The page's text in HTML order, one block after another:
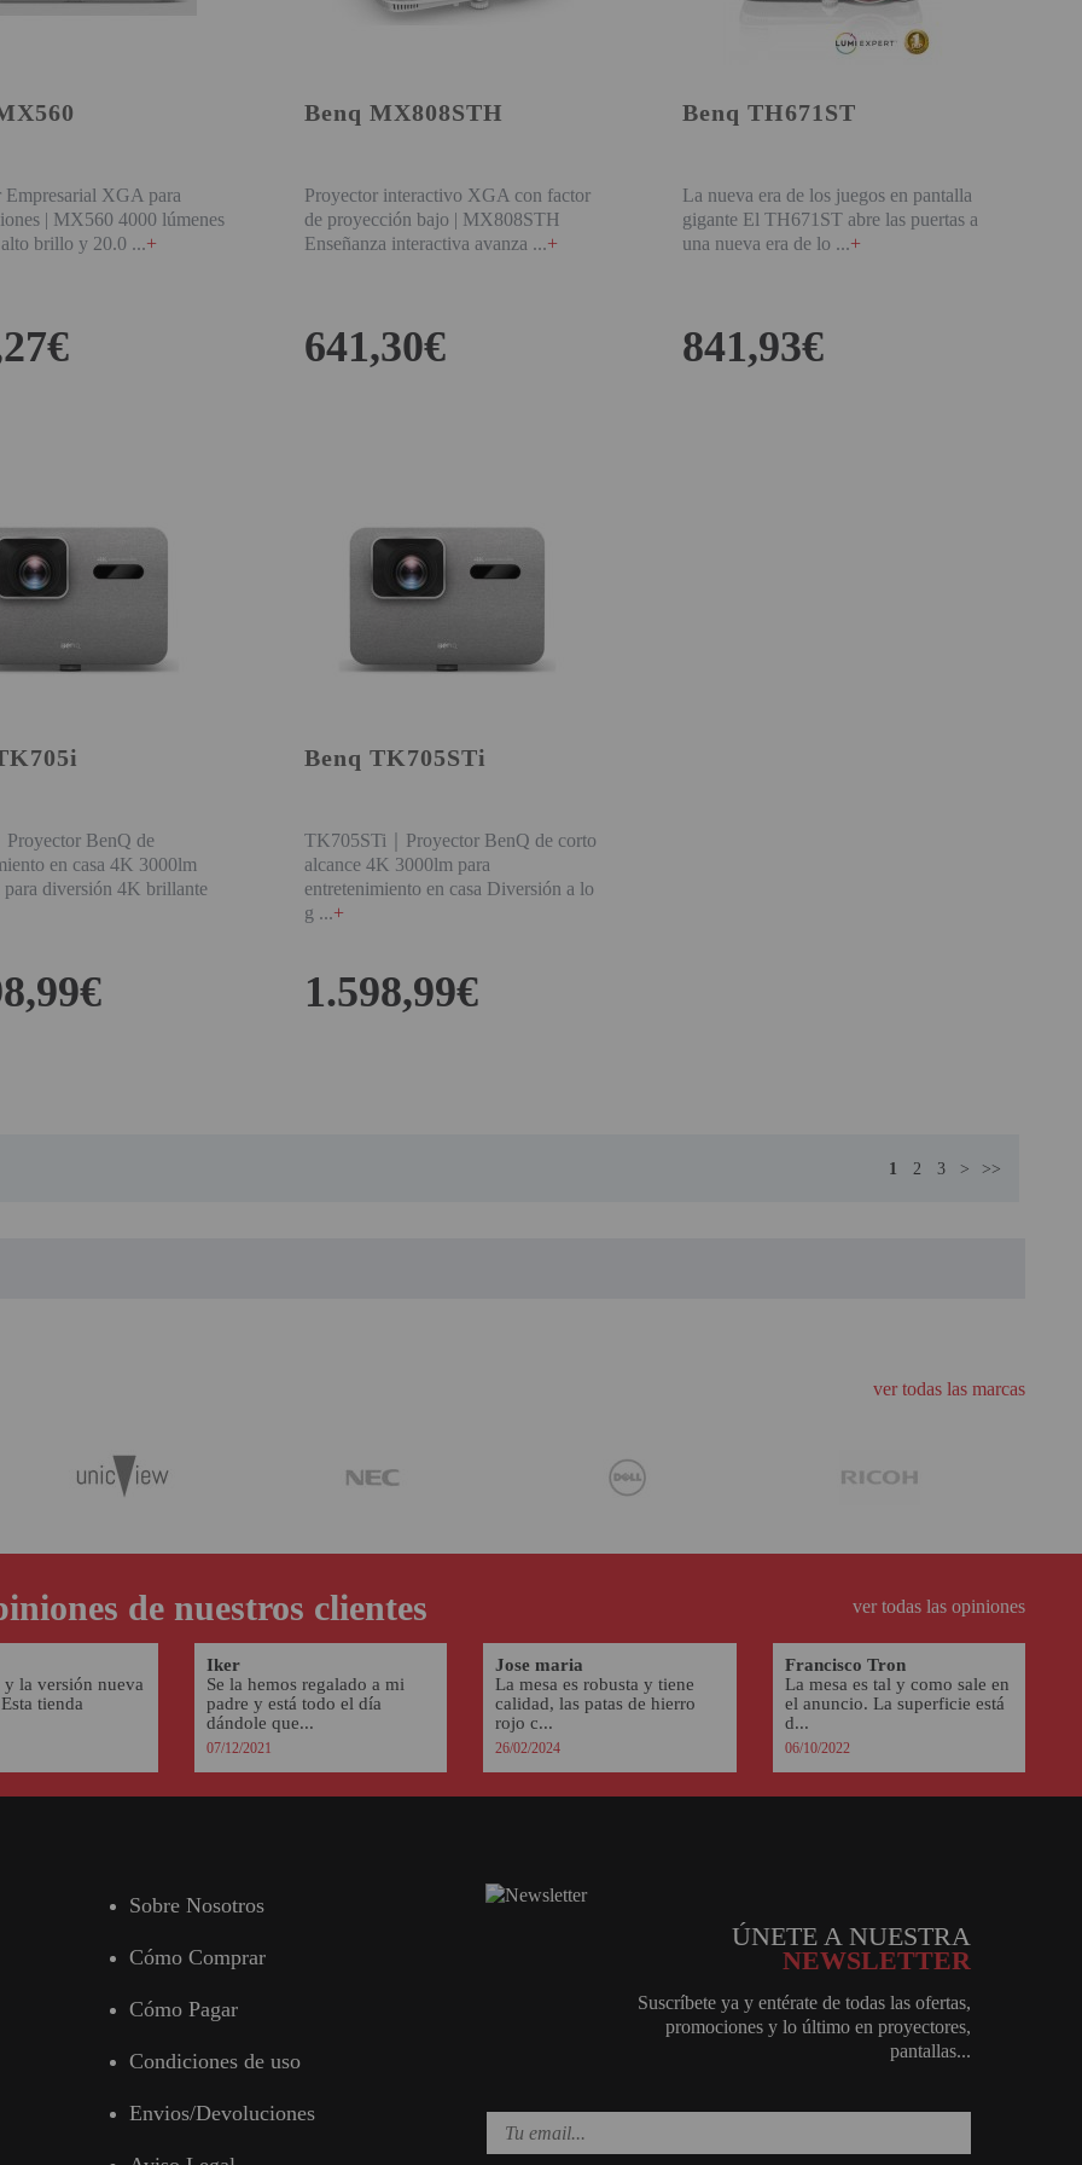
Empresarial XGA para
| MX560 4000 lúmenes
brillo y 20.0
+
Benq MX808STH
Proyector interactivo XGA con factor
de proyección bajo | MX808STH
Enseñanza interactiva avanza
+
641,30€
Benq TH671ST
La nueva era de los juegos en pantalla
gigante El TH671ST abre las puertas a
una nueva era de lo
+
841,93€
BenQ de
en casa 4K 3000lm
diversión 4K brillante
Benq TK705STi
TK705STi｜Proyector BenQ de corto
alcance 4K 3000lm para
entretenimiento en casa Diversión a lo
g
+
1.598,99€
1 2 3 > >>
ver todas las marcas
de nuestros clientes ver todas las opiniones
y la versión nueva
tienda
Iker
Se la hemos regalado a mi
padre y está todo el día
dándole que...
07/12/2021
Jose maria
La mesa es robusta y tiene
calidad, las patas de hierro
rojo c...
26/02/2024
Francisco Tron
La mesa es tal y como sale en
el anuncio. La superficie está
d...
06/10/2022
Sobre Nosotros
Cómo Comprar
Cómo Pagar
Condiciones de uso
Envios/Devoluciones
ÚNETE A NUESTRA
NEWSLETTER
Suscríbete ya y entérate de todas las ofertas,
promociones y lo último en proyectores,
pantallas...